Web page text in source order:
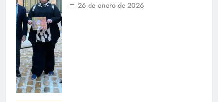
26 de enero de 2026